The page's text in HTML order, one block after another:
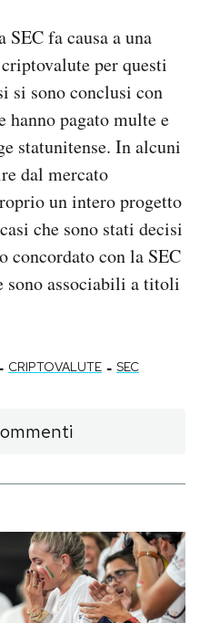
fa causa a una
per questi
si sono conclusi con
hanno pagato multe e
statunitense. In alcuni
dal mercato
un intero progetto
che sono stati decisi
con la SEC
sono associabili a titoli
CRIPTOVALUTE - SEC